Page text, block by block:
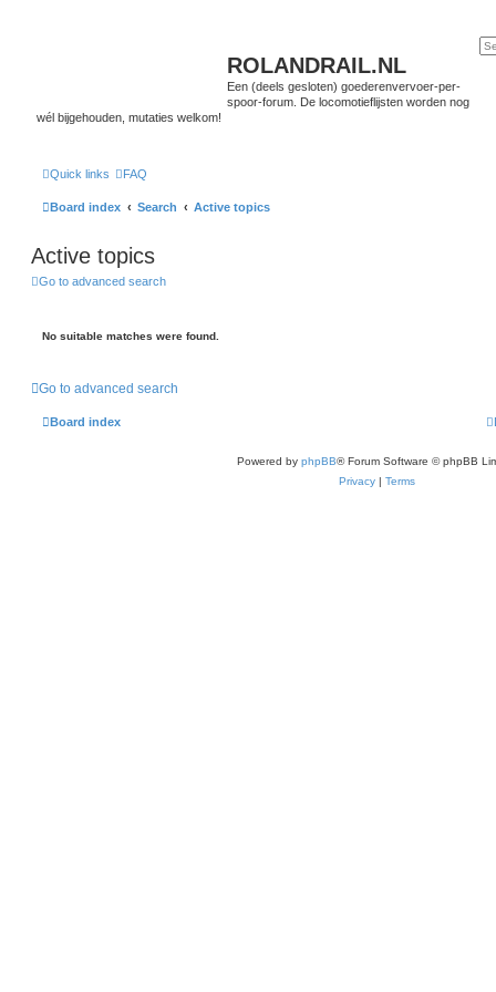
ROLANDRAIL.NL
Een (deels gesloten) goederenvervoer-per-
spoor-forum. De locomotieflijsten worden nog
wél bijgehouden, mutaties welkom!
Quick links FAQ
Board index Search Active topics
Active topics
Go to advanced search
No suitable matches were found.
Go to advanced search
Board index
Powered by phpBB® Forum Software © phpBB
Privacy | Terms